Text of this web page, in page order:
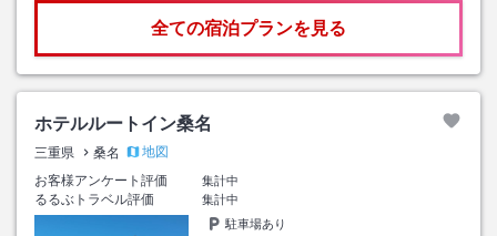
全ての宿泊プランを見る
ホテルルートイン桑名
三重県 桑名
地図
お客様アンケート評価
集計中
るるぶトラベル評価
集計中
駐車場あり